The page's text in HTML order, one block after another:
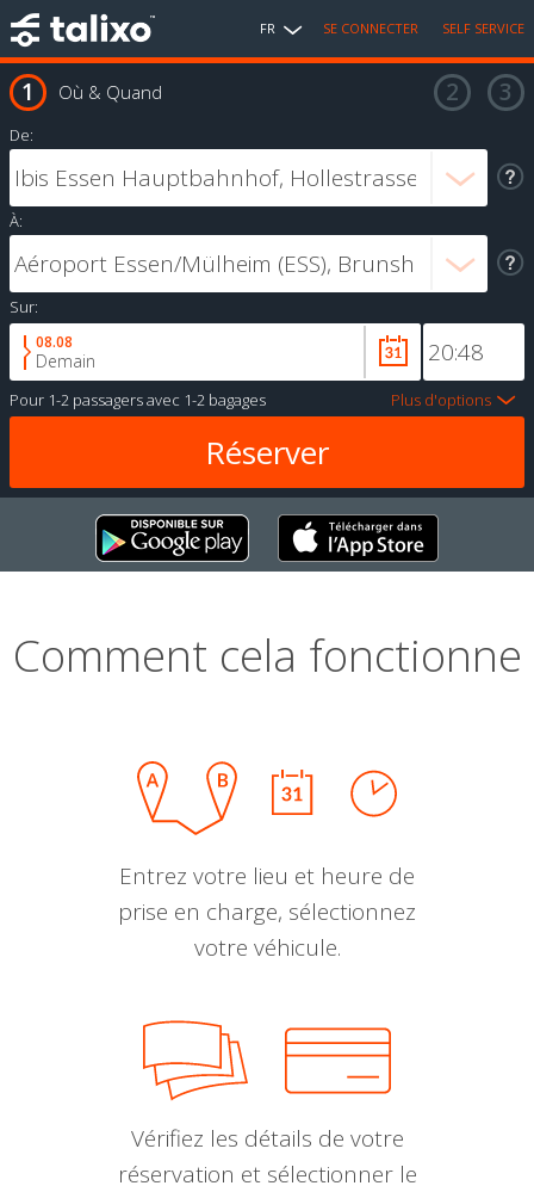
FR SE CONNECTER SELF SERVICE
Où & Quand
De:
À:
Sur:
08.08
Demain
Pour 1-2 passagersavec 1-2 bagages Plus d'options
Comment cela fonctionne
Entrez votre lieu et heure de
prise en charge, sélectionnez
votre véhicule.
Vérifiez les détails de votre
réservation et sélectionner le